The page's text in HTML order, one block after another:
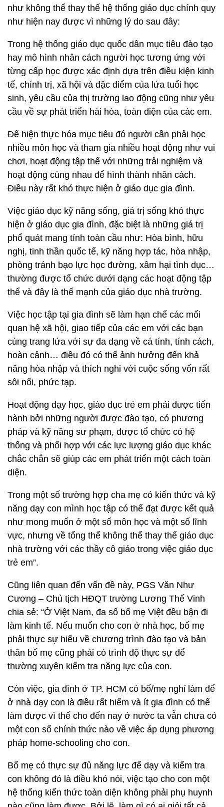
như không thể thay thế hệ thống giáo dục chính quy
như hiện nay được vì những lý do sau đây:
Trong hệ thống giáo dục quốc dân mục tiêu đào tạo
hay mô hình nhân cách người học tương ứng với
từng cấp học được xác định dựa trên điều kiện kinh
tế, chính trị, xã hội và đặc điểm của lứa tuổi học
sinh, yêu cầu của thị trường lao động cũng như yêu
cầu về sự phát triển hài hòa, toàn diện của các em.
Để hiện thực hóa mục tiêu đó người cần phải học
nhiều môn học và tham gia nhiều hoạt động như vui
chơi, hoạt động tập thể với những trải nghiệm và
hoạt động cùng nhau để hình thành nhân cách.
Điều này rất khó thực hiện ở giáo dục gia đình.
Việc giáo dục kỹ năng sống, giá trị sống khó thực
hiện ở giáo dục gia đình, đặc biệt là những giá trị
phổ quát mang tính toàn cầu như: Hòa bình, hữu
nghị, tinh thần quốc tế, kỹ năng hợp tác, hòa nhập,
phòng tránh bạo lực học đường, xâm hại tình dục…
thường được tổ chức dưới dạng các hoạt động tập
thể và đây là thế mạnh của giáo dục nhà trường.
Việc học tập tại gia đình sẽ làm hạn chế các mối
quan hệ xã hội, giao tiếp của các em với các bạn
cùng trang lứa với sự đa dạng về cá tính, tính cách,
hoàn cảnh… điều đó có thể ảnh hưởng đến khả
năng hòa nhập và thích nghi với cuộc sống vốn rất
sôi nổi, phức tạp.
Hoạt động dạy học, giáo dục trẻ em phải được tiến
hành bởi những người được đào tạo, có phương
pháp và kỹ năng sư phạm, được tổ chức có hệ
thống và phối hợp với các lực lượng giáo dục khác
chắc chắn sẽ giúp các em phát triển một cách toàn
diện.
Trong một số trường hợp cha mẹ có kiến thức và kỹ
năng dạy con mình học tập có thể đạt được kết quả
như mong muốn ở một số môn học và một số lĩnh
vực, nhưng về tổng thể không thể thay thế giáo dục
nhà trường với các thầy cô giáo trong việc giáo dục
trẻ em”.
Cũng liên quan đến vấn đề này, PGS Văn Như
Cương – Chủ tịch HĐQT trường Lương Thế Vinh
chia sẻ: “Ở Việt Nam, đa số bố mẹ Việt đều bận đi
làm kinh tế. Nếu muốn cho con ở nhà học, bố mẹ
phải thực sự hiểu về chương trình đào tạo và bản
thân bố mẹ cũng phải có trình độ thực sự để
thường xuyên kiểm tra năng lực của con.
Còn việc, gia đình ở TP. HCM có bố/mẹ nghỉ làm để
ở nhà dạy con là điều rất hiếm và ít gia đình có thể
làm được vì thế cho đến nay ở nước ta vẫn chưa có
một con số chính thức nào về việc áp dụng phương
pháp home-schooling cho con.
Bố mẹ có thực sự đủ năng lực để dạy và kiểm tra
con không đó là điều khó nói, việc tạo cho con một
hệ thống kiến thức toàn diện không phải phụ huynh